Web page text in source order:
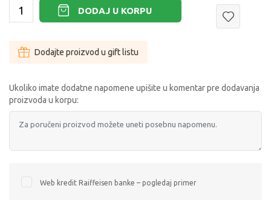
DODAJ U KORPU
Dodajte proizvod u gift listu
Ukoliko imate dodatne napomene upišite u komentar pre dodavanja
proizvoda u korpu:
Web kredit Raiffeisen banke – pogledaj primer